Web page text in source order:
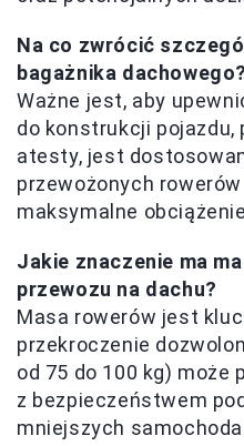
Na co zwrócić
bagażnika dachowego?
Ważne jest, aby
do konstrukcji pojazdu,
atesty, jest
przewożonych
maksymalne
Jakie znaczenie ma
przewozu na dachu?
Masa rowerów jest
przekroczenie
od 75 do 100 kg) może
z bezpieczeństwem
mniejszych